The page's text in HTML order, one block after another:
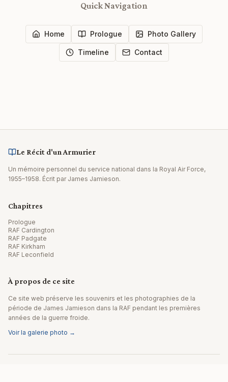
Quick Navigation
Home Prologue Photo Gallery
Timeline Contact
Le Récit d'un Armurier
Un mémoire personnel du service national dans la Royal Air Force,
1955–1958. Écrit par James Jamieson.
Chapitres
Prologue
RAF Cardington
RAF Padgate
RAF Kirkham
RAF Leconfield
À propos de ce site
Ce site web préserve les souvenirs et les photographies de la
période de James Jamieson dans la RAF pendant les premières
années de la guerre froide.
Voir la galerie photo →